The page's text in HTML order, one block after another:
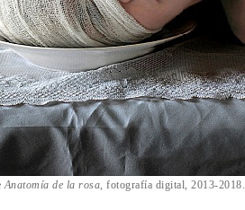
Anatomía de la rosa, fotografía digital, 2013-2018.